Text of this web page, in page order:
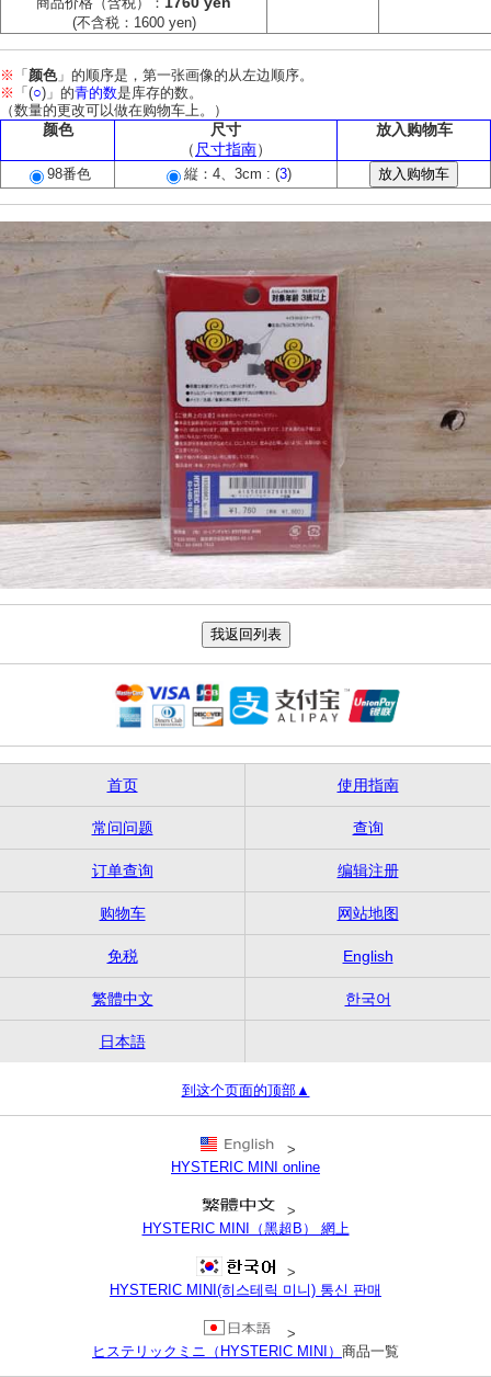
(不含税：1600 yen)
※ 「 颜色」的顺序是，第一张画像的从左边顺序。
※ 「(○)」的青的数是库存的数。
（数量的更改可以做在购物车上。）
颜色
尺寸
（ 尺寸指南）
放入购物车
98番色 縦：4、3cm : (3)
首页 使用指南
常问问题 查询
订单查询 编辑注册
购物车 网站地图
免税 English
繁體中文 한국어
日本語
到这个页面的顶部▲
>
HYSTERIC MINI online
>
HYSTERIC MINI（黑超B） 網上
>
HYSTERIC MINI(히스테릭 미니) 통신 판매
>
ヒステリックミニ（HYSTERIC MINI） 商品一覧